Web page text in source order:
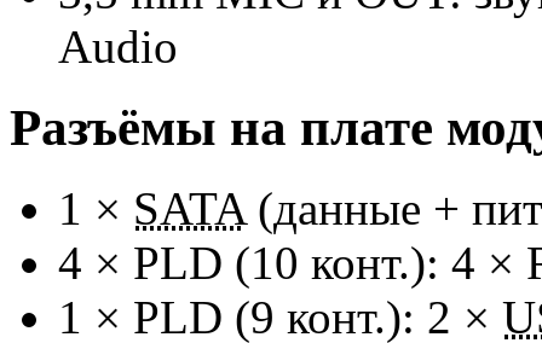
Audio
Разъёмы на плате
1 × SATA(данные +
4 × PLD (10 конт.): 4 ×
1 × PLD (9 конт.): 2 ×